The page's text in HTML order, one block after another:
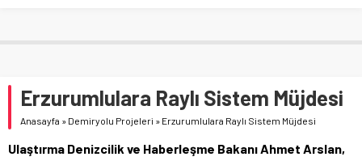
Erzurumlulara Raylı Sistem Müjdesi
Anasayfa » Demiryolu Projeleri » Erzurumlulara Raylı Sistem Müjdesi
Ulaştırma Denizcilik ve Haberleşme Bakanı Ahmet Arslan,